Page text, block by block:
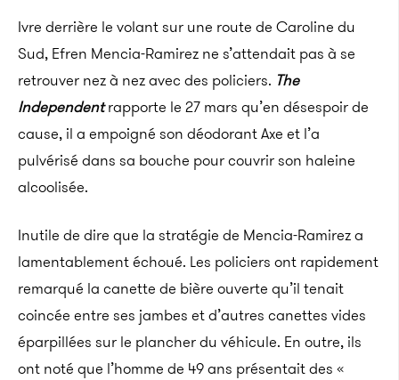
Ivre derrière le volant sur une route de Caroline du
Sud, Efren Mencia-Ramirez ne s’attendait pas à se
retrouver nez à nez avec des policiers. The
Independentrapporte le 27 mars qu’en désespoir de
cause, il a empoigné son déodorant Axe et l’a
pulvérisé dans sa bouche pour couvrir son haleine
alcoolisée.
Inutile de dire que la stratégie de Mencia-Ramirez a
lamentablement échoué. Les policiers ont rapidement
remarqué la canette de bière ouverte qu’il tenait
coincée entre ses jambes et d’autres canettes vides
éparpillées sur le plancher du véhicule. En outre, ils
ont noté que l’homme de 49 ans présentait des «